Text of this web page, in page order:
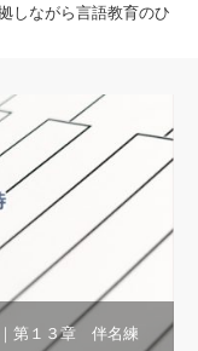
しながら言語教育のひ
第１３章 伴名練